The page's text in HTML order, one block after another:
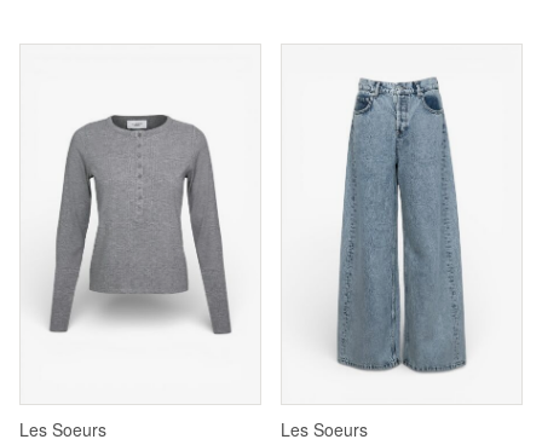
Les Soeurs Les Soeurs